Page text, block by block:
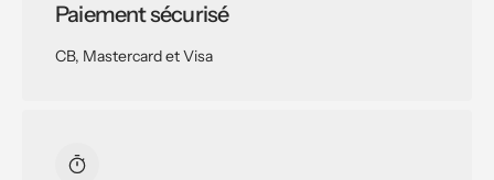
Paiement sécurisé
CB, Mastercard et Visa